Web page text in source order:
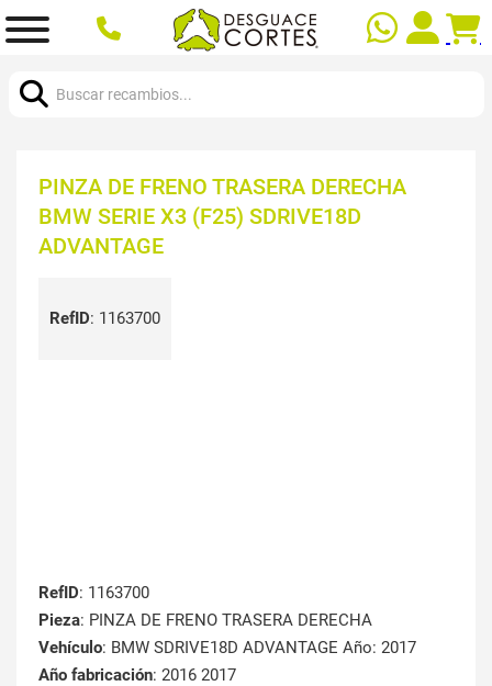
PINZA DE FRENO TRASERA DERECHA
BMW SERIE X3 (F25) SDRIVE18D
ADVANTAGE
RefID: 1163700
RefID: 1163700
Pieza: PINZA DE FRENO TRASERA DERECHA
Vehículo: BMW SDRIVE18D ADVANTAGE Año: 2017
Año fabricación: 2016 2017